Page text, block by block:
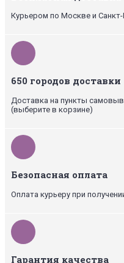
Курьером по Москве и Санкт-
650 городов доставки
Доставка на пункты
(выберите в корзине)
Безопасная оплата
Оплата курьеру при
Гарантия качества